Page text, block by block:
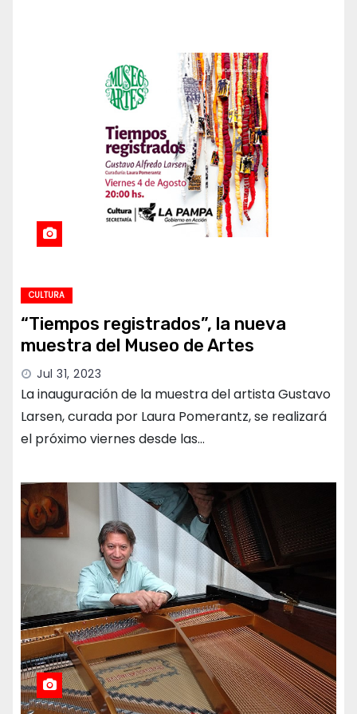
CULTURA
“Tiempos registrados”, la nueva
muestra del Museo de Artes
Jul 31, 2023
La inauguración de la muestra del artista Gustavo
Larsen, curada por Laura Pomerantz, se realizará
el próximo viernes desde las…